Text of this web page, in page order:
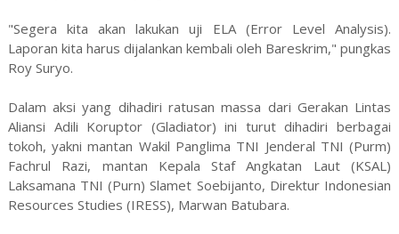
"Segera kita akan lakukan uji ELA (Error Level Analysis).
Laporan kita harus dijalankan kembali oleh Bareskrim," pungkas
Roy Suryo.
Dalam aksi yang dihadiri ratusan massa dari Gerakan Lintas
Aliansi Adili Koruptor (Gladiator) ini turut dihadiri berbagai
tokoh, yakni mantan Wakil Panglima TNI Jenderal TNI (Purm)
Fachrul Razi, mantan Kepala Staf Angkatan Laut (KSAL)
Laksamana TNI (Purn) Slamet Soebijanto, Direktur Indonesian
Resources Studies (IRESS), Marwan Batubara.